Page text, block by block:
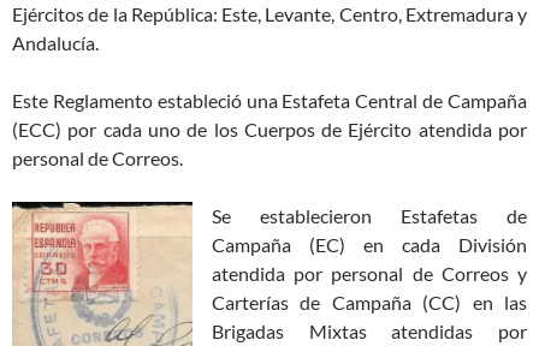
Ejércitos de la República: Este, Levante, Centro, Extremadura y
Andalucía.
Este Reglamento estableció una Estafeta Central de Campaña
(ECC) por cada uno de los Cuerpos de Ejército atendida por
personal de Correos.
Se establecieron Estafetas de
Campaña (EC) en cada División
atendida por personal de Correos y
Carterías de Campaña (CC) en las
Brigadas Mixtas atendidas por